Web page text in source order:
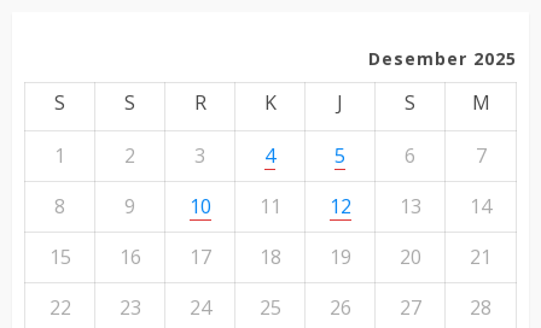
Desember 2025
S S R K J S
M
1
2 3 4 5 6
7
8
9 10 11 12 13
14
15
16 17 18 19 20
21
22
23 24 25 26 27 28